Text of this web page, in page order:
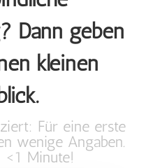
Dann geben
kleinen
Für eine erste
wenige Angaben.
<1 Minute!